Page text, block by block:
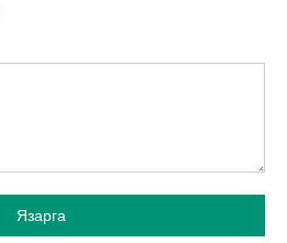
Язарга